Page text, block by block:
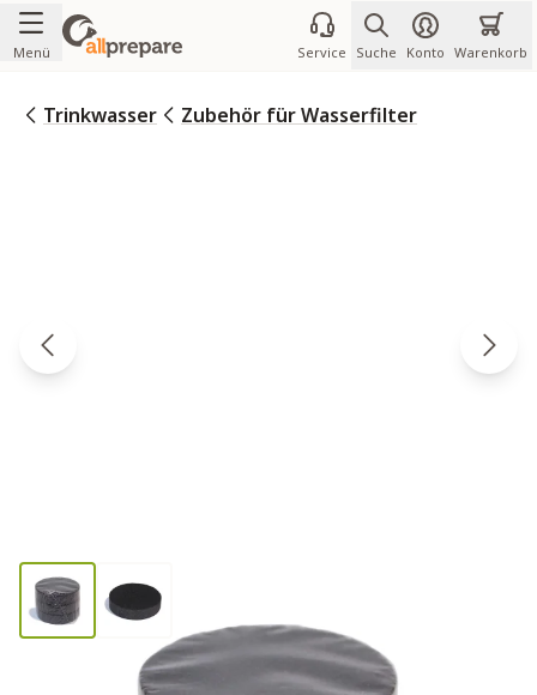
Zum Inhalt springen
Menü Service Suche Konto Warenkorb
Trinkwasser Zubehör für Wasserfilter
LifeSaver Wayfarer Kohle-Discs